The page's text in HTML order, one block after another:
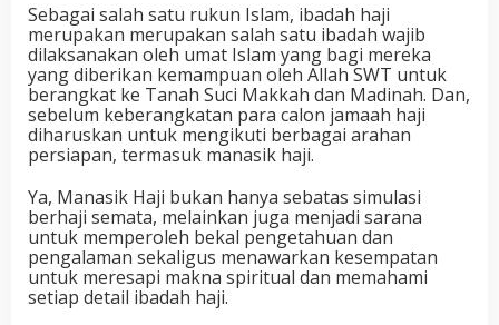
Sebagai salah satu rukun Islam, ibadah haji
merupakan merupakan salah satu ibadah wajib
dilaksanakan oleh umat Islam yang bagi mereka
yang diberikan kemampuan oleh Allah SWT untuk
berangkat ke Tanah Suci Makkah dan Madinah. Dan,
sebelum keberangkatan para calon jamaah haji
diharuskan untuk mengikuti berbagai arahan
persiapan, termasuk manasik haji.
Ya, Manasik Haji bukan hanya sebatas simulasi
berhaji semata, melainkan juga menjadi sarana
untuk memperoleh bekal pengetahuan dan
pengalaman sekaligus menawarkan kesempatan
untuk meresapi makna spiritual dan memahami
setiap detail ibadah haji.